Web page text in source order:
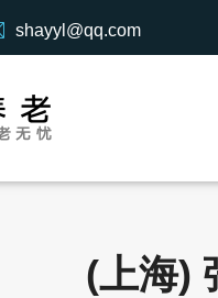
shayyl@qq.com
(上海)